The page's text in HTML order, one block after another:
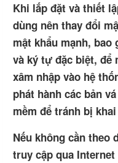
Khi lắp đặt và thiết
dùng nên thay đổi
mật khẩu mạnh,
và ký tự đặc biệt, để
xâm nhập vào hệ
phát hành các bản
mềm để tránh bị
Nếu không cần theo
truy cập qua